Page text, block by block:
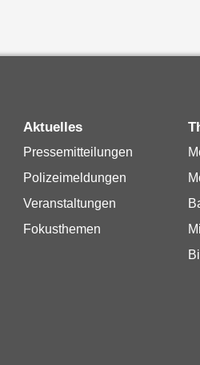
Aktuelles
Pressemitteilungen
Polizeimeldungen
Veranstaltungen
Fokusthemen